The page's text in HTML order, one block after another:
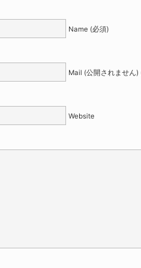
Name (必須)
Mail (公開されません)
Website